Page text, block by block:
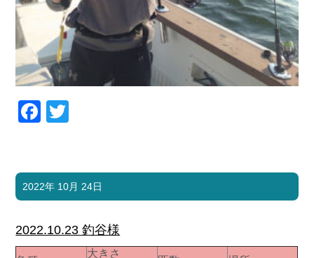
Facebook
2022年 10月 24日
2022.10.23 釣谷様
大きさ